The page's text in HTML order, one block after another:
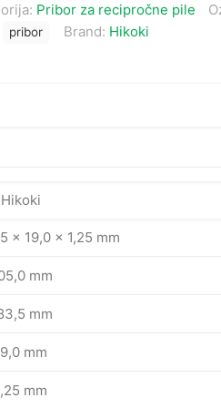
Pribor za recipročne pile
pribor Brand: Hikoki
Hikoki
x 19,0 x 1,25 mm
mm
mm
mm
mm